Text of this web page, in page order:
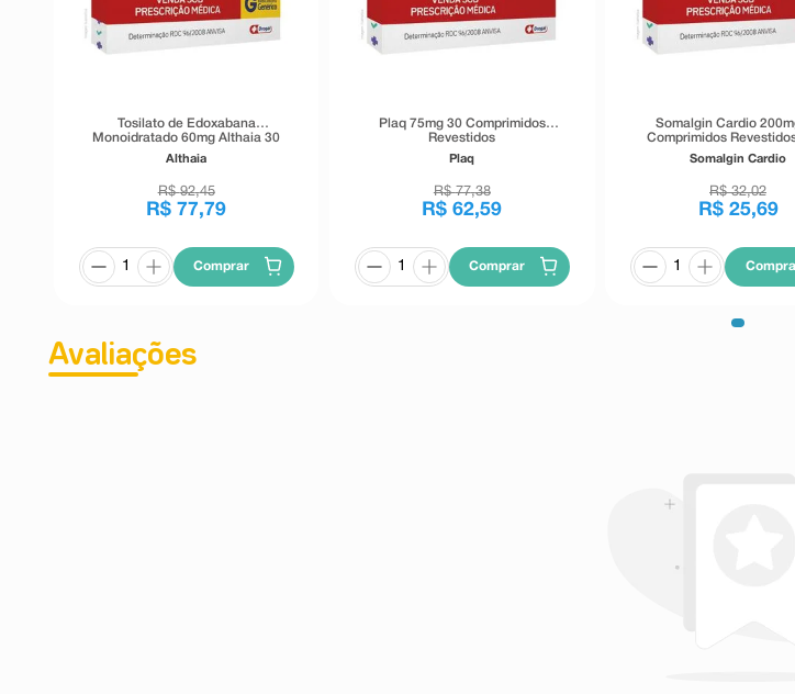
Tosilato de Edoxabana
Monoidratado 60mg Althaia 30
Comprimidos Revestidos
Althaia
R$ 92,45
R$ 77,79
Comprar
Plaq 75mg 30 Comprimidos
Revestidos
Plaq
R$ 77,38
R$ 62,59
Comprar
Somalgin Cardio
Comprimidos
Dupla Camada
Somalgin Cardio
R$ 32,02
R$ 25,69
Avaliações